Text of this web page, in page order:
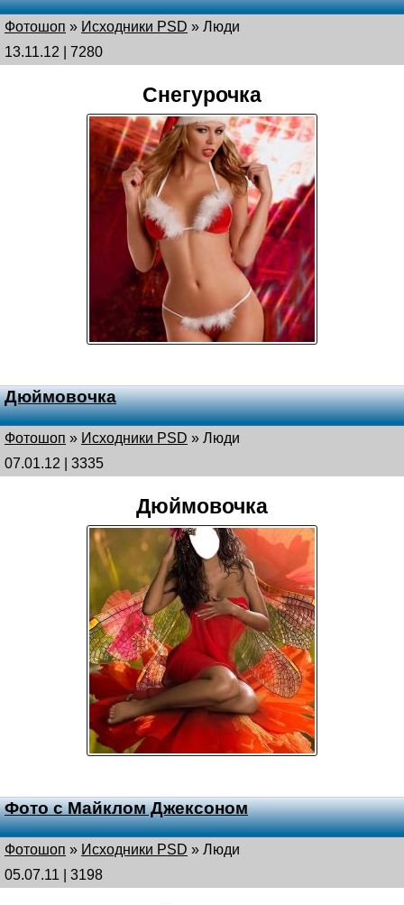
Фотошоп » Исходники PSD » Люди
13.11.12 | 7280
Снегурочка
Дюймовочка
Фотошоп » Исходники PSD » Люди
07.01.12 | 3335
Дюймовочка
Фото с Майклом Джексоном
Фотошоп » Исходники PSD » Люди
05.07.11 | 3198